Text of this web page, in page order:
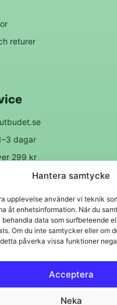
Hantera samtycke
upplevelse använder vi teknik
åt enhetsinformation. När du
data som surfbeteende
Om du inte samtycker eller om
påverka vissa funktioner
Acceptera
Neka
returer
dagar
299 kr